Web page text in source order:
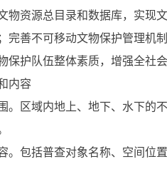
物资源总目录和数据库，实现
完善不可移动文物保护管理机
保护队伍整体素质，增强全社会
内容
。区域内地上、地下、水下的
。包括普查对象名称、空间位